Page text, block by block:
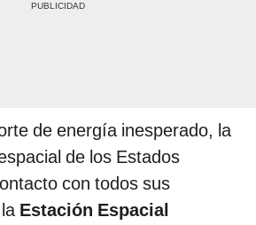
de energía inesperado, la
de los Estados
con todos sus
Estación Espacial